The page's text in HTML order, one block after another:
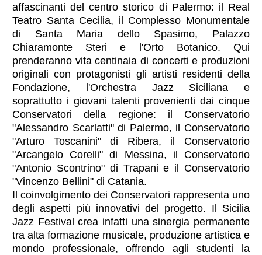
affascinanti del centro storico di Palermo: il Real
Teatro Santa Cecilia, il Complesso Monumentale
di Santa Maria dello Spasimo, Palazzo
Chiaramonte Steri e l'Orto Botanico. Qui
prenderanno vita centinaia di concerti e produzioni
originali con protagonisti gli artisti residenti della
Fondazione, l'Orchestra Jazz Siciliana e
soprattutto i giovani talenti provenienti dai cinque
Conservatori della regione: il Conservatorio
"Alessandro Scarlatti" di Palermo, il Conservatorio
"Arturo Toscanini" di Ribera, il Conservatorio
"Arcangelo Corelli" di Messina, il Conservatorio
"Antonio Scontrino" di Trapani e il Conservatorio
"Vincenzo Bellini" di Catania.
Il coinvolgimento dei Conservatori rappresenta uno
degli aspetti più innovativi del progetto. Il Sicilia
Jazz Festival crea infatti una sinergia permanente
tra alta formazione musicale, produzione artistica e
mondo professionale, offrendo agli studenti la